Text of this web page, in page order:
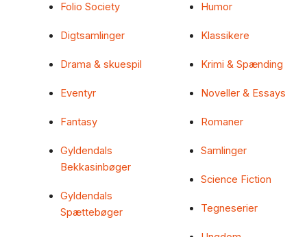
Folio Society
Digtsamlinger
Drama & skuespil
Eventyr
Fantasy
Gyldendals
Bekkasinbøger
Gyldendals
Spættebøger
Humor
Klassikere
Krimi & Spænding
Noveller & Essays
Romaner
Samlinger
Science Fiction
Tegneserier